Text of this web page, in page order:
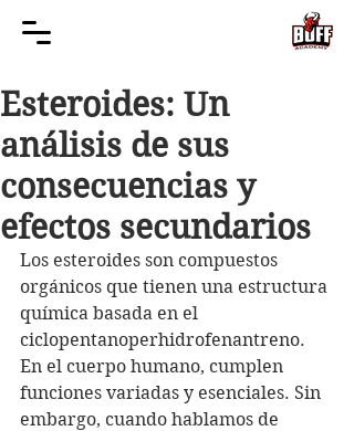
Esteroides: Un
análisis de sus
consecuencias y
efectos secundarios
Los esteroides son compuestos
orgánicos que tienen una estructura
química basada en el
ciclopentanoperhidrofenantreno.
En el cuerpo humano, cumplen
funciones variadas y esenciales. Sin
embargo, cuando hablamos de